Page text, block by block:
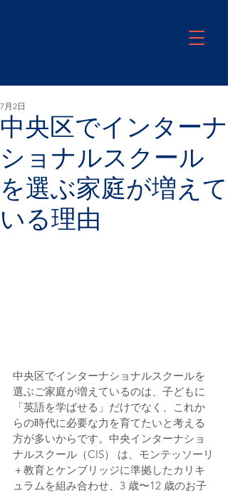
中央区でインターナ
ショナルスクール
を選ぶ家庭が増えて
いる理由
7月2日
中央区でインターナショナルスクールを
選ぶご家庭が増えているのは、子どもに
「英語を学ばせる」だけでなく、これか
らの時代に必要な力を育てたいと考える
方が多いからです。中央インターナショ
ナルスクール（CIS） は、モンテッソーリ
＋教育とケンブリッジに準拠したカリキ
ュラムを組み合わせ、3 歳〜12 歳のお子